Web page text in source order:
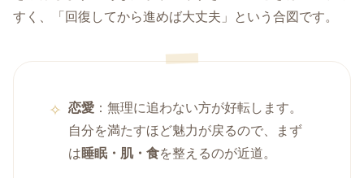
すく、「回復してから進めば大丈夫」という合図です。
恋愛 ：無理に追わない方が好転します。
自分を満たすほど魅力が戻るので、まず
は睡眠・肌・食を整えるのが近道。